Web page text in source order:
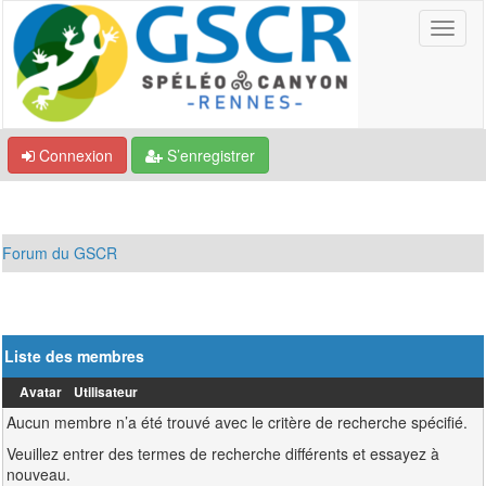
Connexion S’enregistrer
Forum du GSCR
Liste des membres
Avatar Utilisateur
Aucun membre n’a été trouvé avec le critère de recherche spécifié.
Veuillez entrer des termes de recherche différents et essayez à
nouveau.